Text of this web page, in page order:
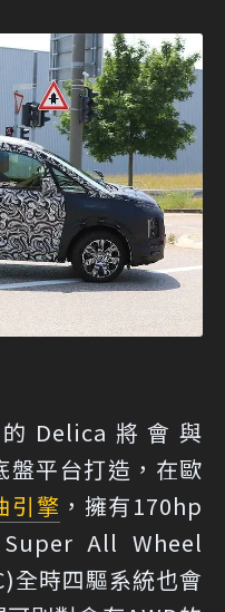
Delica將會與
平台打造，在歐
引擎 ，擁有170hp
All Wheel
時四驅系統也會